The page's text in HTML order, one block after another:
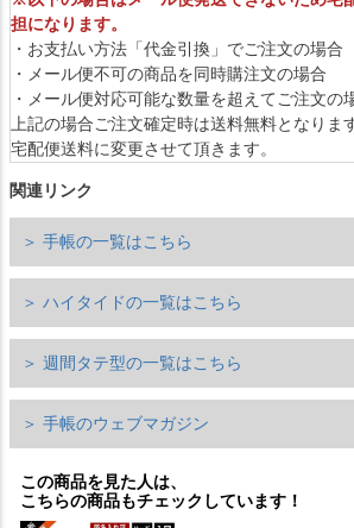
担になります。
・お支払い方法「代金引換」でご注文の場合
・メール便不可の商品を同時購注文の場合
・メール便対応可能な数量を超えてご注文の
上記の場合ご注文確定時は送料無料となりま
宅配便送料に変更させて頂きます。
関連リンク
＞ 手帳の一覧はこちら
＞ ハイタイドの一覧はこちら
＞ 週間タテ型の一覧はこちら
＞ 手帳のウェブマガジン
この商品を見た人は、
こちらの商品もチェックしています！